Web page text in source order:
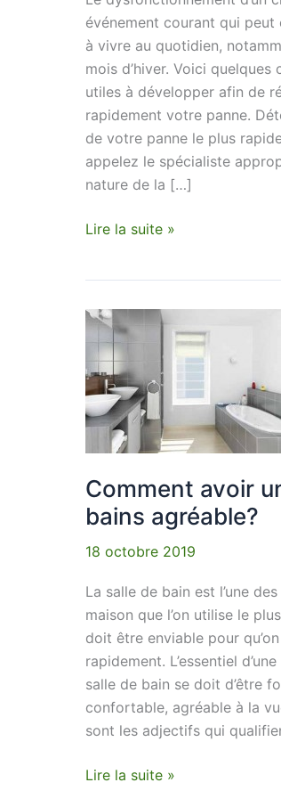
événement courant qui peut
à vivre au quotidien,
mois d’hiver. Voici
utiles à développer afin de
rapidement votre panne.
de votre panne le plus
appelez le spécialiste
nature de la […]
Lire la suite »
Comment avoir
bains agréable?
18 octobre 2019
La salle de bain est l’une
maison que l’on utilise le
doit être enviable pour
rapidement. L’essentiel
salle de bain se doit d’être
confortable, agréable à la
sont les adjectifs qui
Comment
avoir
une
salle
de
bains
agréable?
Lire la suite »